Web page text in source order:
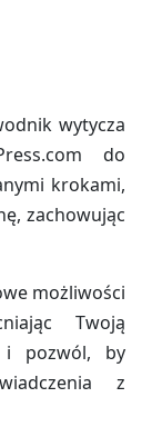
wytycza
do
krokami,
zachowując
możliwości
Twoją
i pozwól, by
z